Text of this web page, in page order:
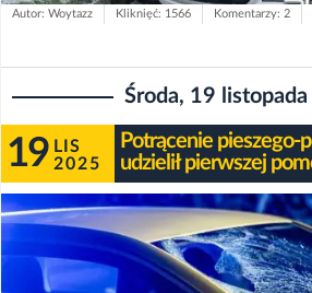
Autor: Woytazz Kliknięć: 1566 Komentarzy: 2
Środa, 19
19 LIS
2025
Potrącenie pieszego-
udzielił pierwszej